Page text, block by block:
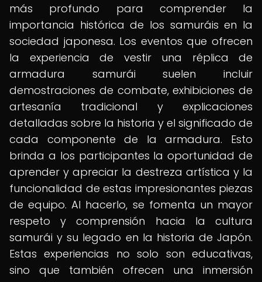
más profundo para comprender la
importancia histórica de los samuráis en la
sociedad japonesa. Los eventos que ofrecen
la experiencia de vestir una réplica de
armadura samurái suelen incluir
demostraciones de combate, exhibiciones de
artesanía tradicional y explicaciones
detalladas sobre la historia y el significado de
cada componente de la armadura. Esto
brinda a los participantes la oportunidad de
aprender y apreciar la destreza artística y la
funcionalidad de estas impresionantes piezas
de equipo. Al hacerlo, se fomenta un mayor
respeto y comprensión hacia la cultura
samurái y su legado en la historia de Japón.
Estas experiencias no solo son educativas,
sino que también ofrecen una inmersión